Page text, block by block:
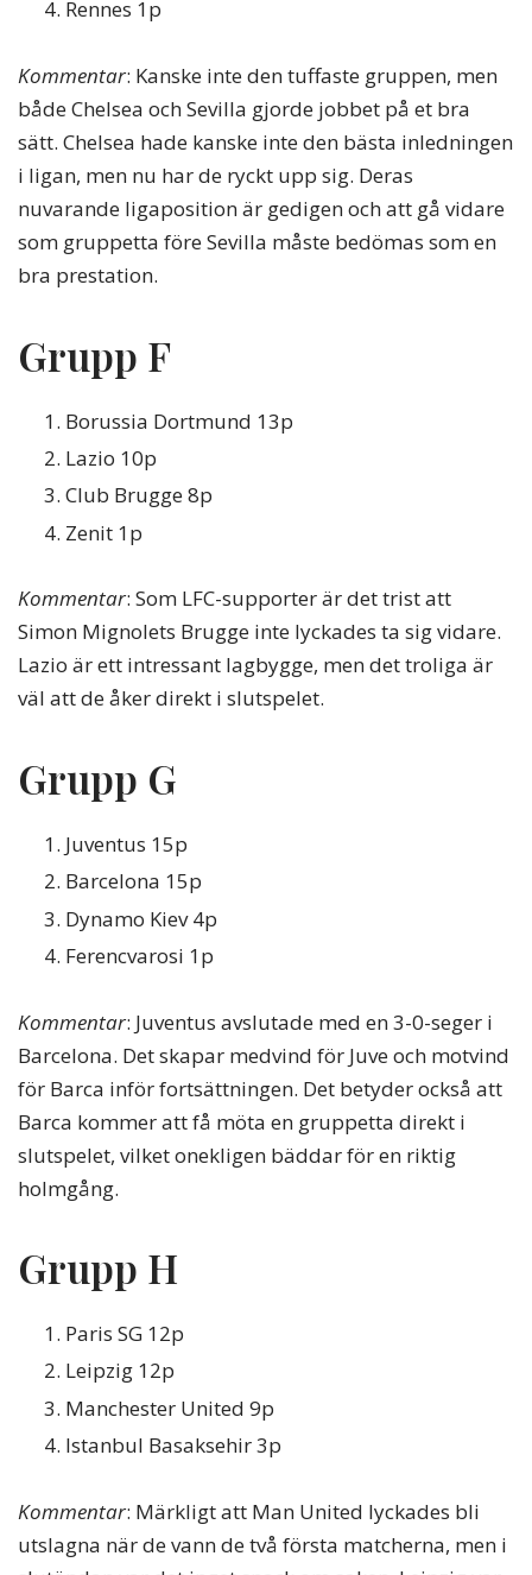
Rennes 1p
Kommentar: Kanske inte den tuffaste gruppen, men
både Chelsea och Sevilla gjorde jobbet på et bra
sätt. Chelsea hade kanske inte den bästa inledningen
i ligan, men nu har de ryckt upp sig. Deras
nuvarande ligaposition är gedigen och att gå vidare
som gruppetta före Sevilla måste bedömas som en
bra prestation.
Grupp F
Borussia Dortmund 13p
Lazio 10p
Club Brugge 8p
Zenit 1p
Kommentar: Som LFC-supporter är det trist att
Simon Mignolets Brugge inte lyckades ta sig vidare.
Lazio är ett intressant lagbygge, men det troliga är
väl att de åker direkt i slutspelet.
Grupp G
Juventus 15p
Barcelona 15p
Dynamo Kiev 4p
Ferencvarosi 1p
Kommentar: Juventus avslutade med en 3-0-seger i
Barcelona. Det skapar medvind för Juve och motvind
för Barca inför fortsättningen. Det betyder också att
Barca kommer att få möta en gruppetta direkt i
slutspelet, vilket onekligen bäddar för en riktig
holmgång.
Grupp H
Paris SG 12p
Leipzig 12p
Manchester United 9p
Istanbul Basaksehir 3p
Kommentar: Märkligt att Man United lyckades bli
utslagna när de vann de två första matcherna, men i